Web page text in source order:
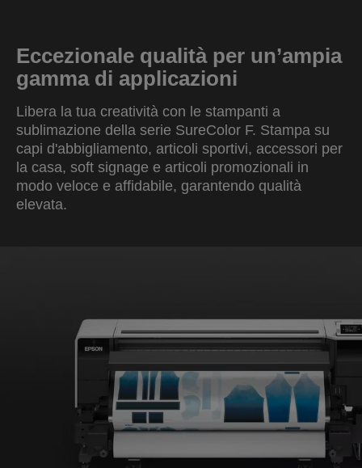
Eccezionale qualità per un’ampia
gamma di applicazioni
Libera la tua creatività con le stampanti a
sublimazione della serie SureColor F. Stampa su
capi d'abbigliamento, articoli sportivi, accessori per
la casa, soft signage e articoli promozionali in
modo veloce e affidabile, garantendo qualità
elevata.